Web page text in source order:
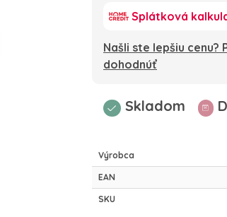
Splátková
Našli ste lepšiu cenu?
dohodnúť
Skladom
Výrobca
EAN
SKU